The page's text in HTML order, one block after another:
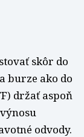
skôr do
burze ako do
držať aspoň
odvody.